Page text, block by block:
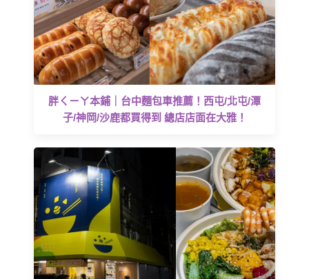
胖ㄑㄧㄚ本鋪｜台中麵包車推薦！西屯/北屯/潭
子/神岡/沙鹿都買得到 總店店面在大雅！